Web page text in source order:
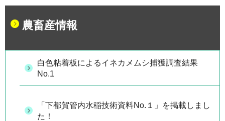
農畜産情報
白色粘着板によるイネカメムシ捕獲調査結果
No.1
「下都賀管内水稲技術資料No.１」を掲載しまし
た！